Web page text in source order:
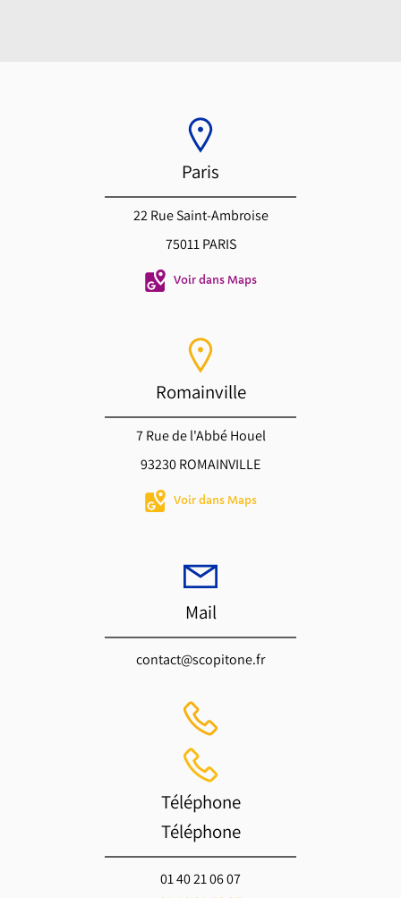
Paris
22 Rue Saint-Ambroise
75011 PARIS
Voir dans Maps
Romainville
7 Rue de l'Abbé Houel
93230 ROMAINVILLE
Voir dans Maps
Mail
contact@scopitone.fr
Téléphone
Téléphone
01 40 21 06 07